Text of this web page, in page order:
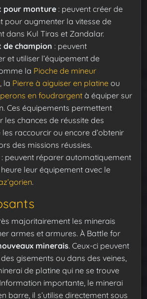
pour monture : peuvent créer de
pour augmenter la vitesse de
dans Kul Tiras et Zandalar.
de champion : peuvent
et utiliser l’équipement de
la Pioche de mineur
, la Pierre à aiguiser en platine ou
en foudrargentà équiper sur
Ces équipements permettent
les chances de réussite des
les raccourcir ou encore d’obtenir
des missions réussies.
: peuvent réparer automatiquement
leur équipement avec le
.
majoritairement les minerais
armes et armures. À Battle for
minerais. Ceux-ci peuvent
gisements ou dans des veines,
de platine qui ne se trouve
importante, le minerai
barre, il s’utilise directement sous